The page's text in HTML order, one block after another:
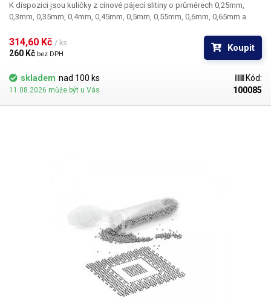
K dispozici jsou kuličky z cínové pájecí slitiny o průměrech 0,25mm,
0,3mm, 0,35mm, 0,4mm, 0,45mm, 0,5mm, 0,55mm, 0,6mm, 0,65mm a
BGA mřížky pro překuličkování. Ampule obsahuje vždy 1000 kusů
kuliček o daném průměru.
314,60 Kč / ks
260 Kč bez DPH
Koupit
skladem nad 100 ks
11.08.2026 může být u Vás
Kód:
100085